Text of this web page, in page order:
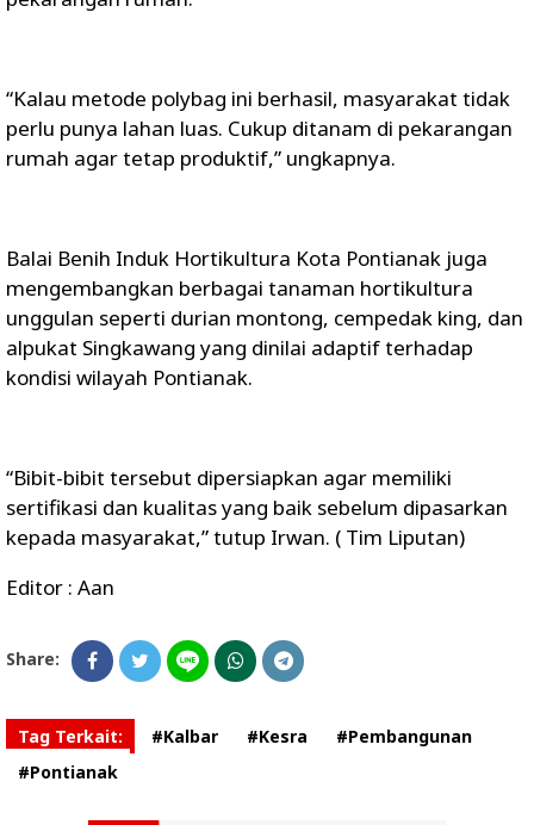
“Kalau metode polybag ini berhasil, masyarakat tidak
perlu punya lahan luas. Cukup ditanam di pekarangan
rumah agar tetap produktif,” ungkapnya.
Balai Benih Induk Hortikultura Kota Pontianak juga
mengembangkan berbagai tanaman hortikultura
unggulan seperti durian montong, cempedak king, dan
alpukat Singkawang yang dinilai adaptif terhadap
kondisi wilayah Pontianak.
“Bibit-bibit tersebut dipersiapkan agar memiliki
sertifikasi dan kualitas yang baik sebelum dipasarkan
kepada masyarakat,” tutup Irwan. ( Tim Liputan)
Editor : Aan
Share:
Tag Terkait: #Kalbar #Kesra
#Pembangunan
#Pontianak